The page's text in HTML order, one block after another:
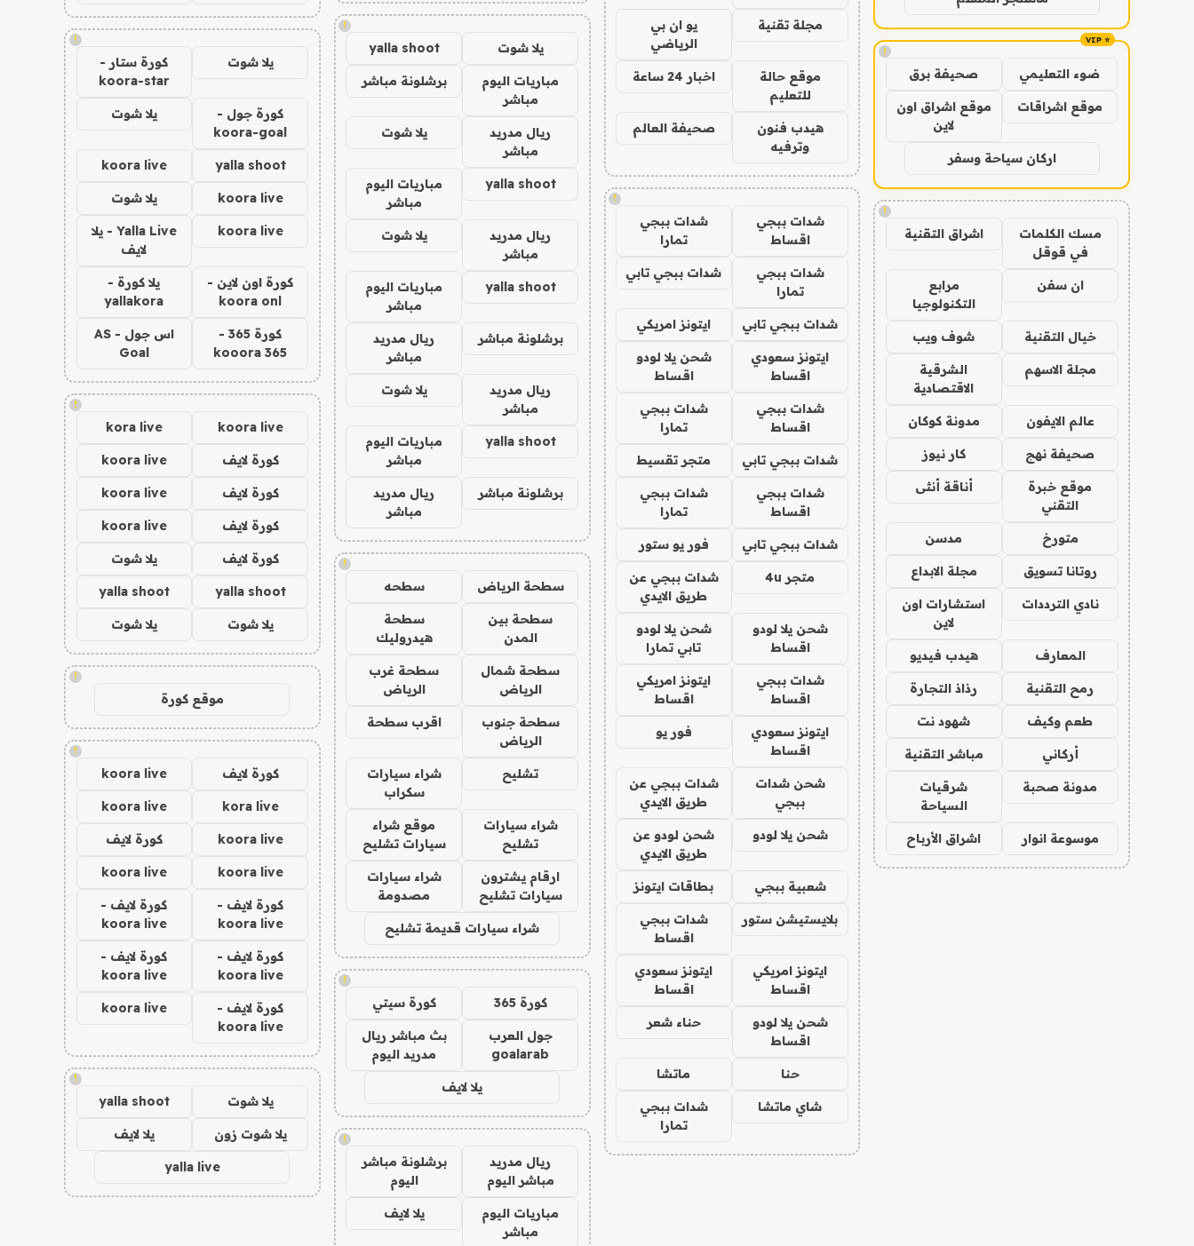
!
ضوء التعليمي صحيفة برق
موقع اشراقات
موقع اشراق اون
لاين
اركان سياحة وسفر
!
مسك الكلمات
في قوقل
اشراق التقنية
ان سفن
مرابع
التكنولوجيا
خيال التقنية شوف ويب
مجلة الاسهم
الشرقية
الاقتصادية
عالم الايفون مدونة كوكان
صحيفة نهج كار نيوز
موقع خبرة
التقني
أناقة أنثى
متورخ مدسن
روتانا تسويق مجلة الابداع
نادي الترددات
استشارات اون
لاين
المعارف هيدب فيديو
رمح التقنية رذاذ التجارة
طعم وكيف شهود نت
أركاني مباشر التقنية
مدونة صحبة
شرقيات
السياحة
موسوعة انوار اشراق الأرباح
مجلة تقنية
يو ان بي
الرياضي
موقع حالة
للتعليم
اخبار 24 ساعة
هيدب فنون
وترفيه
صحيفة العالم
!
شدات ببجي
اقساط
شدات ببجي
تمارا
شدات ببجي
تمارا
شدات ببجي تابي
شدات ببجي تابي ايتونز امريكي
ايتونز سعودي
اقساط
شحن يلا لودو
اقساط
شدات ببجي
اقساط
شدات ببجي
تمارا
شدات ببجي تابي متجر تقسيط
شدات ببجي
اقساط
شدات ببجي
تمارا
شدات ببجي تابي فور يو ستور
متجر 4u
شدات ببجي عن
طريق الايدي
شحن يلا لودو
اقساط
شحن يلا لودو
تابي تمارا
شدات ببجي
اقساط
ايتونز امريكي
اقساط
ايتونز سعودي
اقساط
فور يو
شحن شدات
ببجي
شدات ببجي عن
طريق الايدي
شحن يلا لودو
شحن لودو عن
طريق الايدي
شعبية ببجي بطاقات ايتونز
بلايستيشن ستور
شدات ببجي
اقساط
ايتونز امريكي
اقساط
ايتونز سعودي
اقساط
شحن يلا لودو
اقساط
حناء شعر
حنا ماتشا
شاي ماتشا
شدات ببجي
تمارا
!
يلا شوت yalla shoot
مباريات اليوم
مباشر
برشلونة مباشر
ريال مدريد
مباشر
يلا شوت
yalla shoot
مباريات اليوم
مباشر
ريال مدريد
مباشر
يلا شوت
yalla shoot
مباريات اليوم
مباشر
برشلونة مباشر
ريال مدريد
مباشر
ريال مدريد
مباشر
يلا شوت
yalla shoot
مباريات اليوم
مباشر
برشلونة مباشر
ريال مدريد
مباشر
!
سطحة الرياض سطحه
سطحة بين
المدن
سطحة
هيدروليك
سطحة شمال
الرياض
سطحة غرب
الرياض
سطحة جنوب
الرياض
اقرب سطحة
تشليح
شراء سيارات
سكراب
شراء سيارات
تشليح
موقع شراء
سيارات تشليح
ارقام يشترون
سيارات تشليح
شراء سيارات
مصدومة
شراء سيارات قديمة تشليح
!
كورة 365 كورة سيتي
جول العرب
goalarab
بث مباشر ريال
مدريد اليوم
يلا لايف
!
ريال مدريد
مباشر اليوم
برشلونة مباشر
اليوم
مباريات اليوم
مباشر
يلا لايف
!
يلا شوت
كورة ستار -
koora-star
كورة جول -
koora-goal
يلا شوت
yalla shoot
koora live
koora live يلا شوت
koora live
Yalla Live - يلا
لايف
كورة اون لاين -
koora onl
يلا كورة -
yallakora
كورة 365 -
kooora 365
اس جول - AS
Goal
!
koora live
kora live
كورة لايف koora live
كورة لايف koora live
كورة لايف koora live
كورة لايف يلا شوت
yalla shoot
yalla shoot
يلا شوت يلا شوت
!
موقع كورة
!
كورة لايف koora live
kora live
koora live
koora live كورة لايف
koora live
koora live
كورة لايف -
koora live
كورة لايف -
koora live
كورة لايف -
koora live
كورة لايف -
koora live
كورة لايف -
koora live
koora live
!
يلا شوت yalla shoot
يلا شوت زون يلا لايف
yalla live